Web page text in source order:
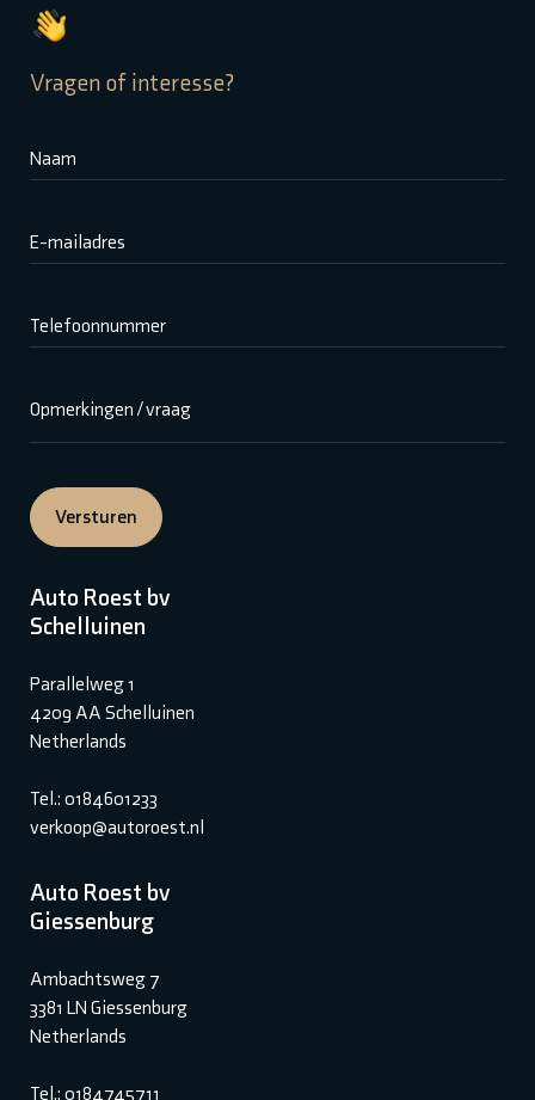
Vragen of interesse?
Naam
E-mailadres
Telefoonnummer
Opmerkingen / vraag
Versturen
Auto Roest bv
Schelluinen
Parallelweg 1
4209 AA Schelluinen
Netherlands
Tel.: 0184601233
verkoop@autoroest.nl
Auto Roest bv
Giessenburg
Ambachtsweg 7
3381 LN Giessenburg
Netherlands
Tel.: 0184745711